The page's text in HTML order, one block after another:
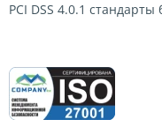
PCI DSS 4.0.1 стандарты